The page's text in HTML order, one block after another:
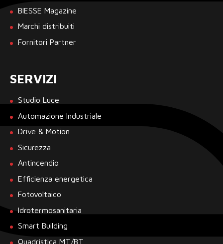
BIESSE Magazine
Marchi distribuiti
Fornitori Partner
SERVIZI
Studio Luce
Automazione Industriale
Drive & Motion
Sicurezza
Antincendio
Efficienza energetica
Fotovoltaico
Idrotermosanitaria
Smart Building
Quadristica MT/BT